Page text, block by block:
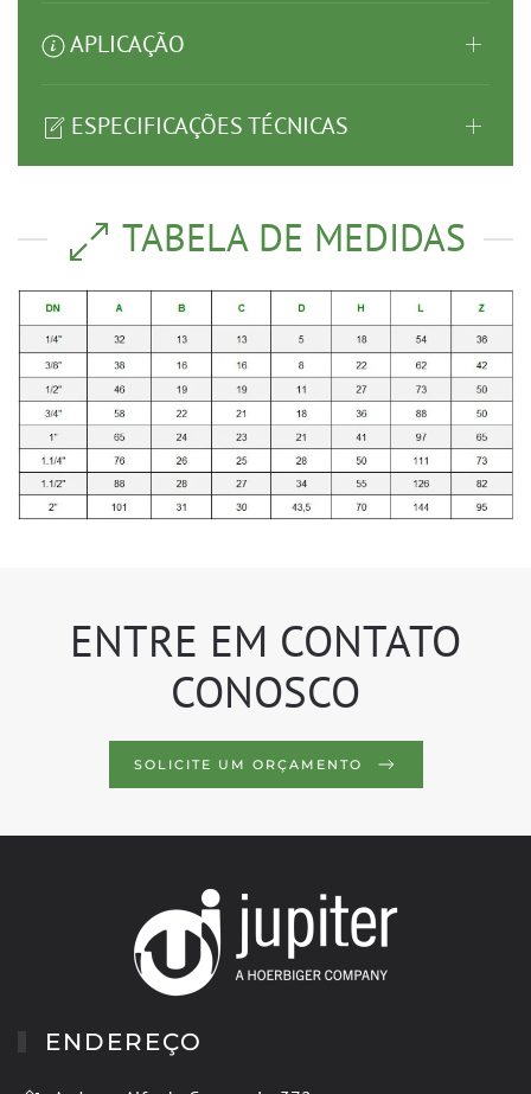
APLICAÇÃO
ESPECIFICAÇÕES TÉCNICAS
TABELA DE MEDIDAS
ENTRE EM CONTATO
CONOSCO
SOLICITE UM ORÇAMENTO
ENDEREÇO